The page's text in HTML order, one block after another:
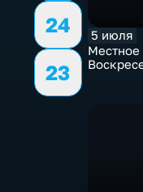
24
23
5 июля
Местное